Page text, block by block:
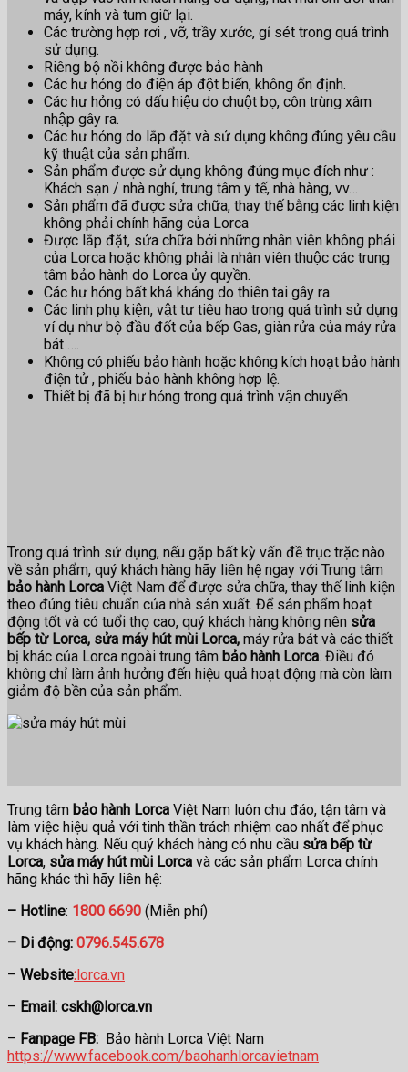
máy, kính và tum giữ lại.
Các trường hợp rơi , vỡ, trầy xước, gỉ sét trong quá trình
sử dụng.
Riêng bộ nồi không được bảo hành
Các hư hỏng do điện áp đột biến, không ổn định.
Các hư hỏng có dấu hiệu do chuột bọ, côn trùng xâm
nhập gây ra.
Các hư hỏng do lắp đặt và sử dụng không đúng yêu cầu
kỹ thuật của sản phẩm.
Sản phẩm được sử dụng không đúng mục đích như :
Khách sạn / nhà nghỉ, trung tâm y tế, nhà hàng, vv…
Sản phẩm đã được sửa chữa, thay thế bằng các linh kiện
không phải chính hãng của Lorca
Được lắp đặt, sửa chữa bởi những nhân viên không phải
của Lorca hoặc không phải là nhân viên thuộc các trung
tâm bảo hành do Lorca ủy quyền.
Các hư hỏng bất khả kháng do thiên tai gây ra.
Các linh phụ kiện, vật tư tiêu hao trong quá trình sử dụng
ví dụ như bộ đầu đốt của bếp Gas, giàn rửa của máy rửa
bát ….
Không có phiếu bảo hành hoặc không kích hoạt bảo hành
điện tử , phiếu bảo hành không hợp lệ.
Thiết bị đã bị hư hỏng trong quá trình vận chuyển.
Trong quá trình sử dụng, nếu gặp bất kỳ vấn đề trục trặc nào
về sản phẩm, quý khách hàng hãy liên hệ ngay với Trung tâm
bảo hành Lorca Việt Nam để được sửa chữa, thay thế linh kiện
theo đúng tiêu chuẩn của nhà sản xuất. Để sản phẩm hoạt
động tốt và có tuổi thọ cao, quý khách hàng không nên sửa
bếp từ Lorca, sửa máy hút mùi Lorca, máy rửa bát và các thiết
bị khác của Lorca ngoài trung tâm bảo hành Lorca. Điều đó
không chỉ làm ảnh hưởng đến hiệu quả hoạt động mà còn làm
giảm độ bền của sản phẩm.
Trung tâm bảo hành Lorca Việt Nam luôn chu đáo, tận tâm và
làm việc hiệu quả với tinh thần trách nhiệm cao nhất để phục
vụ khách hàng. Nếu quý khách hàng có nhu cầu sửa bếp từ
Lorca, sửa máy hút mùi Lorca và các sản phẩm Lorca chính
hãng khác thì hãy liên hệ:
– Hotline: 1800 6690 (Miễn phí)
– Di động: 0796.545.678
– Website:lorca.vn
– Email: cskh@lorca.vn
– Fanpage FB: Bảo hành Lorca Việt Nam
https://www.facebook.com/baohanhlorcavietnam